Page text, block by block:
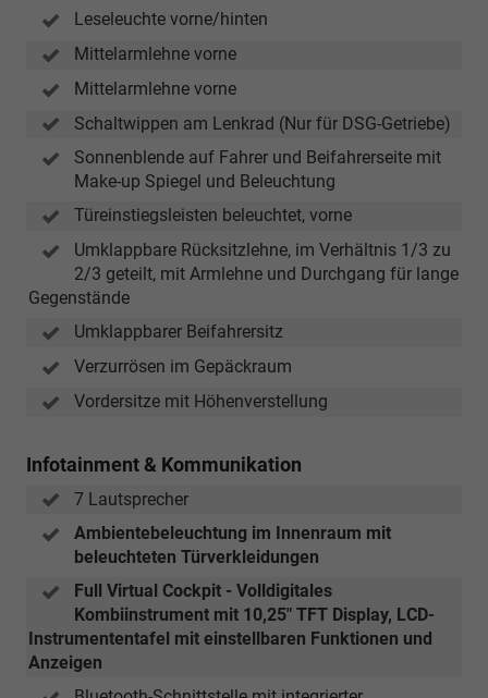
Leseleuchte vorne/hinten
Mittelarmlehne vorne
Mittelarmlehne vorne
Schaltwippen am Lenkrad (Nur für DSG-Getriebe)
Sonnenblende auf Fahrer und Beifahrerseite mit
Make-up Spiegel und Beleuchtung
Türeinstiegsleisten beleuchtet, vorne
Umklappbare Rücksitzlehne, im Verhältnis 1/3 zu
2/3 geteilt, mit Armlehne und Durchgang für lange
Gegenstände
Umklappbarer Beifahrersitz
Verzurrösen im Gepäckraum
Vordersitze mit Höhenverstellung
Infotainment & Kommunikation
7 Lautsprecher
Ambientebeleuchtung im Innenraum mit
beleuchteten Türverkleidungen
Full Virtual Cockpit - Volldigitales
Kombiinstrument mit 10,25" TFT Display, LCD-
Instrumententafel mit einstellbaren Funktionen und
Anzeigen